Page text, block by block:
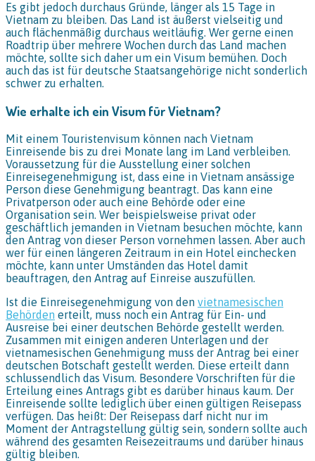
Es gibt jedoch durchaus Gründe, länger als 15 Tage in
Vietnam zu bleiben. Das Land ist äußerst vielseitig und
auch flächenmäßig durchaus weitläufig. Wer gerne einen
Roadtrip über mehrere Wochen durch das Land machen
möchte, sollte sich daher um ein Visum bemühen. Doch
auch das ist für deutsche Staatsangehörige nicht sonderlich
schwer zu erhalten.
Wie erhalte ich ein Visum für Vietnam?
Mit einem Touristenvisum können nach Vietnam
Einreisende bis zu drei Monate lang im Land verbleiben.
Voraussetzung für die Ausstellung einer solchen
Einreisegenehmigung ist, dass eine in Vietnam ansässige
Person diese Genehmigung beantragt. Das kann eine
Privatperson oder auch eine Behörde oder eine
Organisation sein. Wer beispielsweise privat oder
geschäftlich jemanden in Vietnam besuchen möchte, kann
den Antrag von dieser Person vornehmen lassen. Aber auch
wer für einen längeren Zeitraum in ein Hotel einchecken
möchte, kann unter Umständen das Hotel damit
beauftragen, den Antrag auf Einreise auszufüllen.
Ist die Einreisegenehmigung von den vietnamesischen
Behörden erteilt, muss noch ein Antrag für Ein- und
Ausreise bei einer deutschen Behörde gestellt werden.
Zusammen mit einigen anderen Unterlagen und der
vietnamesischen Genehmigung muss der Antrag bei einer
deutschen Botschaft gestellt werden. Diese erteilt dann
schlussendlich das Visum. Besondere Vorschriften für die
Erteilung eines Antrags gibt es darüber hinaus kaum. Der
Einreisende sollte lediglich über einen gültigen Reisepass
verfügen. Das heißt: Der Reisepass darf nicht nur im
Moment der Antragstellung gültig sein, sondern sollte auch
während des gesamten Reisezeitraums und darüber hinaus
gültig bleiben.